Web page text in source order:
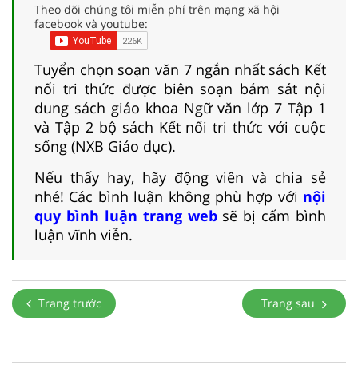
Theo dõi chúng tôi miễn phí trên mạng xã hội
facebook và youtube:
Tuyển chọn soạn văn 7 ngắn nhất sách Kết
nối tri thức được biên soạn bám sát nội
dung sách giáo khoa Ngữ văn lớp 7 Tập 1
và Tập 2 bộ sách Kết nối tri thức với cuộc
sống (NXB Giáo dục).
Nếu thấy hay, hãy động viên và chia sẻ
nhé! Các bình luận không phù hợp với nội
quy bình luận trang websẽ bị cấm bình
luận vĩnh viễn.
Trang trước Trang sau